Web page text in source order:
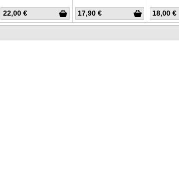
22,00 € 17,90 € 18,00 €